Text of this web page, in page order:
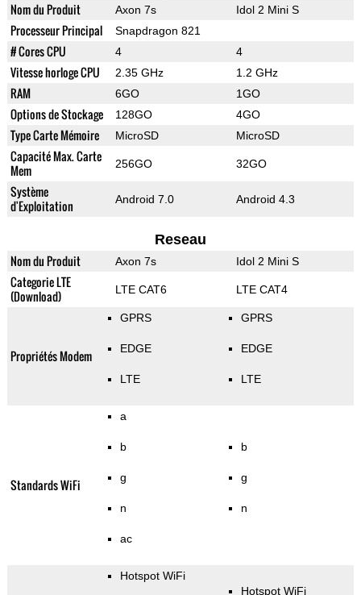
Nom du Produit Axon 7s Idol 2 Mini S
Processeur Principal Snapdragon 821
# Cores CPU 4 4
Vitesse horloge CPU 2.35 GHz 1.2 GHz
RAM 6GO 1GO
Options de Stockage 128GO 4GO
Type Carte Mémoire MicroSD MicroSD
Capacité Max. Carte
Mem
256GO 32GO
Système
d'Exploitation
Android 7.0 Android 4.3
Reseau
Nom du Produit Axon 7s Idol 2 Mini S
Categorie LTE
(Download)
LTE CAT6 LTE CAT4
Propriétés Modem
GPRS
EDGE
LTE
GPRS
EDGE
LTE
Standards WiFi
a
b
g
n
ac
b
g
n
Hotspot WiFi
Hotspot WiFi